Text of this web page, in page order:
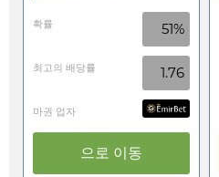
확률 51%
최고의 배당률 1.76
마권 업자
으로 이동